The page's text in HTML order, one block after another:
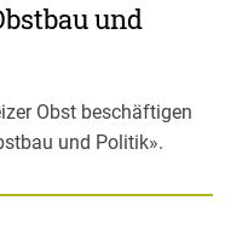
und
Obst beschäftigen
und Politik».